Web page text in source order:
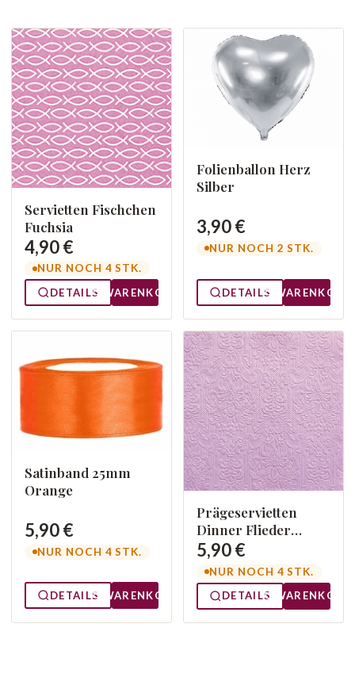
Servietten Fischchen
Fuchsia
4,90 €
NUR NOCH 4 STK.
DETAILS
WARENKORB
Folienballon Herz
Silber
3,90 €
NUR NOCH 2 STK.
DETAILS WARENKORB
Satinband 25mm
Orange
5,90 €
NUR NOCH 4 STK.
DETAILS WARENKORB
Prägeservietten
Dinner Flieder
14005506
5,90 €
NUR NOCH 4 STK.
DETAILS
WARENKORB